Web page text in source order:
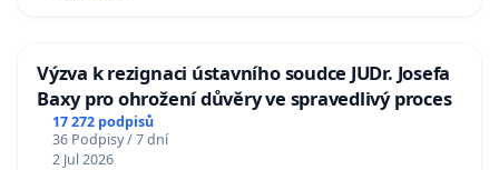
Výzva k rezignaci ústavního soudce JUDr. Josefa
Baxy pro ohrožení důvěry ve spravedlivý proces
17 272 podpisů
36 Podpisy / 7 dní
2 Jul 2026